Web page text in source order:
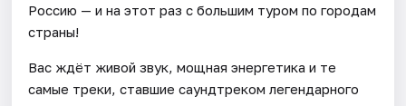
Россию — и на этот раз с большим туром по городам
страны!
Вас ждёт живой звук, мощная энергетика и те
самые треки, ставшие саундтреком легендарного